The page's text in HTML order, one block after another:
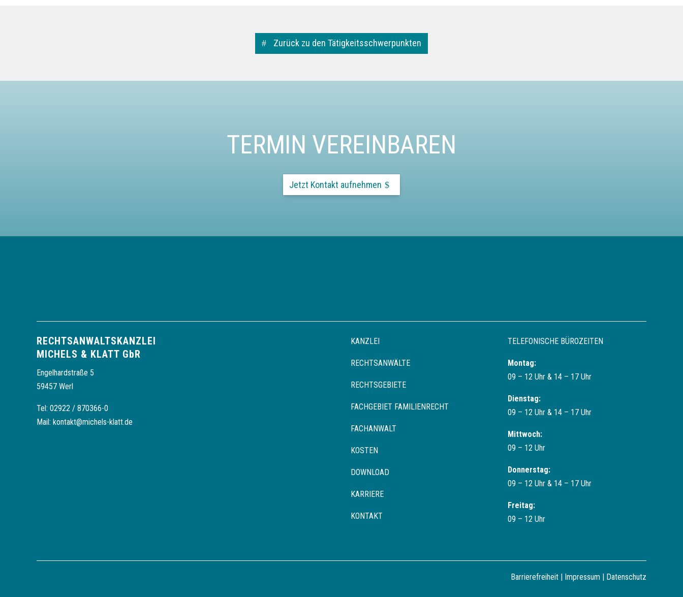
Zurück zu den Tätigkeitsschwerpunkten
TERMIN VEREINBAREN
Jetzt Kontakt aufnehmen
RECHTSANWALTS­KANZLEI
MICHELS & KLATT GbR
Engelhardstraße 5
59457 Werl
Tel: 02922 / 870366-0
Mail: kontakt@michels-klatt.de
KANZLEI
RECHTSANWÄLTE
RECHTSGEBIETE
FACHGEBIET FAMILIENRECHT
FACHANWALT
KOSTEN
DOWNLOAD
KARRIERE
KONTAKT
TELEFONISCHE BÜROZEITEN
Montag:
09 – 12 Uhr & 14 – 17 Uhr
Dienstag:
09 – 12 Uhr & 14 – 17 Uhr
Mittwoch:
09 – 12 Uhr
Donnerstag:
09 – 12 Uhr & 14 – 17 Uhr
Freitag:
09 – 12 Uhr
Barrierefreiheit | Impressum | Datenschutz